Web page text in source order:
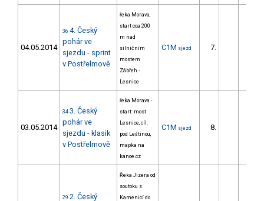
04.05.2014
36 4. Český
pohár ve
sjezdu - sprint
v Postřelmově
řeka Morava,
start cca 200
m nad
silničním
mostem
Zábřeh -
Lesnice
C1M sjezd 7.
03.05.2014
34 3. Český
pohár ve
sjezdu - klasik
v Postřelmově
řeka Morava -
start: most
Lesnice, cíl:
pod Leštinou,
mapka na
kanoe.cz
C1M sjezd 8.
29 2. Český
Řeka Jizera od
soutoku s
Kamenicí do